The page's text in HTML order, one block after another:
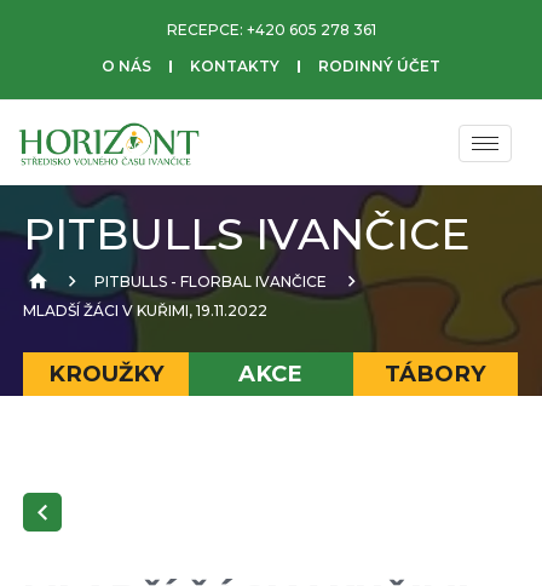
RECEPCE: +420 605 278 361
O NÁS
KONTAKTY RODINNÝ ÚČET
PITBULLS IVANČICE
PITBULLS - FLORBAL IVANČICE
MLADŠÍ ŽÁCI V KUŘIMI, 19.11.2022
KROUŽKY AKCE TÁBORY